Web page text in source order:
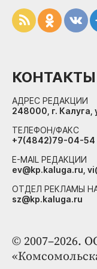
© 2007–2026.
КОНТАКТЫ
АДРЕС РЕДАКЦИИ
248000, г. Калуга,
ТЕЛЕФОН/ФАКС
+7(4842)79-04-54
E-MAIL РЕДАКЦИИ
ev@kp.kaluga.ru,
ОТДЕЛ РЕКЛАМЫ
sz@kp.kaluga.ru